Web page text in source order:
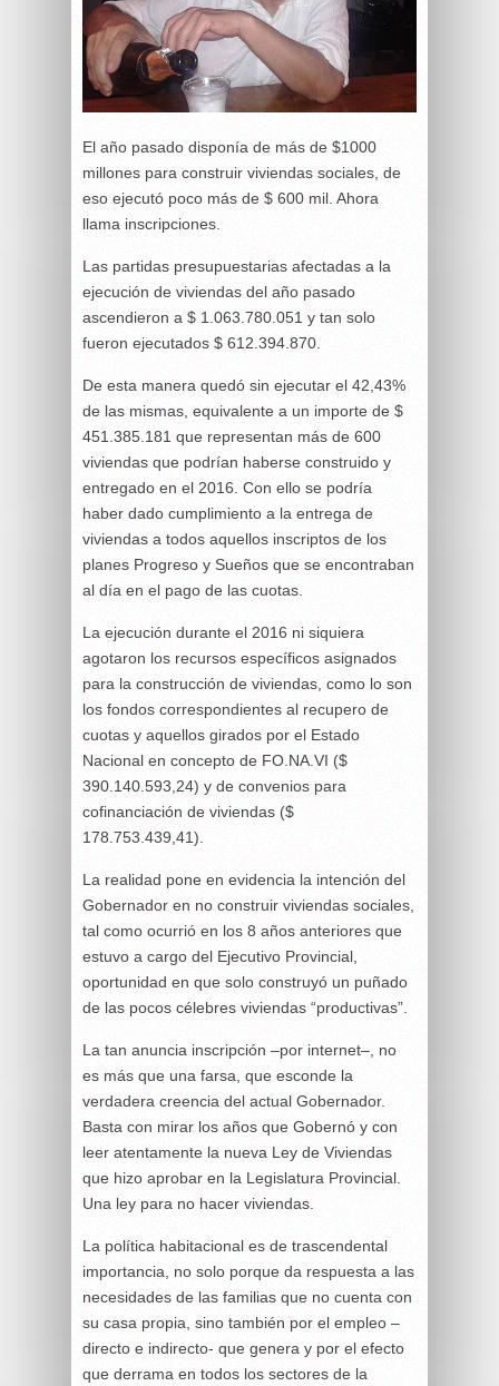
El año pasado disponía de más de $1000
millones para construir viviendas sociales, de
eso ejecutó poco más de $ 600 mil. Ahora
llama inscripciones.
Las partidas presupuestarias afectadas a la
ejecución de viviendas del año pasado
ascendieron a $ 1.063.780.051 y tan solo
fueron ejecutados $ 612.394.870.
De esta manera quedó sin ejecutar el 42,43%
de las mismas, equivalente a un importe de $
451.385.181 que representan más de 600
viviendas que podrían haberse construido y
entregado en el 2016. Con ello se podría
haber dado cumplimiento a la entrega de
viviendas a todos aquellos inscriptos de los
planes Progreso y Sueños que se encontraban
al día en el pago de las cuotas.
La ejecución durante el 2016 ni siquiera
agotaron los recursos específicos asignados
para la construcción de viviendas, como lo son
los fondos correspondientes al recupero de
cuotas y aquellos girados por el Estado
Nacional en concepto de FO.NA.VI ($
390.140.593,24) y de convenios para
cofinanciación de viviendas ($
178.753.439,41).
La realidad pone en evidencia la intención del
Gobernador en no construir viviendas sociales,
tal como ocurrió en los 8 años anteriores que
estuvo a cargo del Ejecutivo Provincial,
oportunidad en que solo construyó un puñado
de las pocos célebres viviendas “productivas”.
La tan anuncia inscripción –por internet–, no
es más que una farsa, que esconde la
verdadera creencia del actual Gobernador.
Basta con mirar los años que Gobernó y con
leer atentamente la nueva Ley de Viviendas
que hizo aprobar en la Legislatura Provincial.
Una ley para no hacer viviendas.
La política habitacional es de trascendental
importancia, no solo porque da respuesta a las
necesidades de las familias que no cuenta con
su casa propia, sino también por el empleo –
directo e indirecto- que genera y por el efecto
que derrama en todos los sectores de la